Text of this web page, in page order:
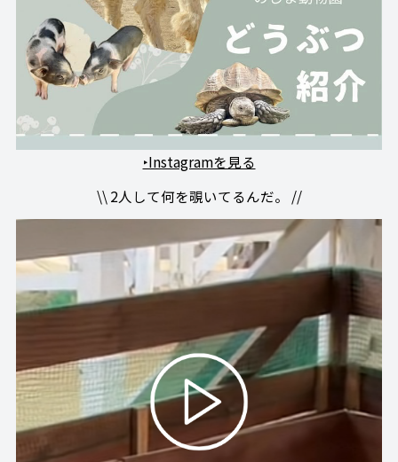
‣Instagramを見る
\\ 2人して何を覗いてるんだ。 //